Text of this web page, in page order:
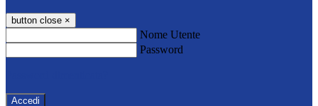
button close ×
Nome Utente
Password